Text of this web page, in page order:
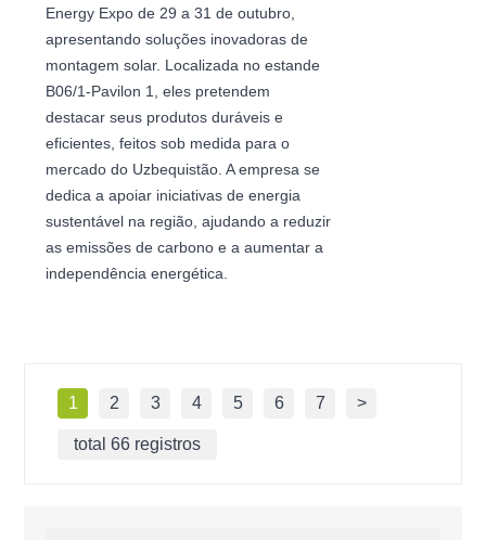
Energy Expo de 29 a 31 de outubro,
apresentando soluções inovadoras de
montagem solar. Localizada no estande
B06/1-Pavilon 1, eles pretendem
destacar seus produtos duráveis ​​e
eficientes, feitos sob medida para o
mercado do Uzbequistão. A empresa se
dedica a apoiar iniciativas de energia
sustentável na região, ajudando a reduzir
as emissões de carbono e a aumentar a
independência energética.
1 2 3 4 5 6 7 >
total 66 registros